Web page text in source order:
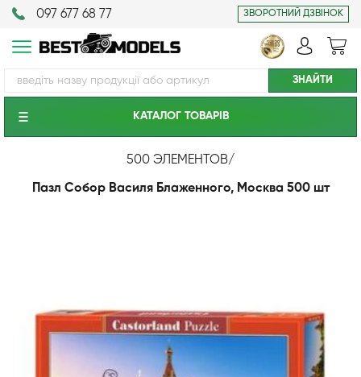
097 677 68 77 ЗВОРОТНИЙ ДЗВІНОК
КАТАЛОГ ТОВАРIВ
500 ЭЛЕМЕНТОВ/
Пазл Собор Василя Блаженного, Москва 500 шт